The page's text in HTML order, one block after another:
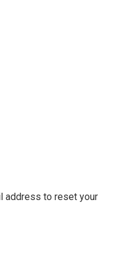
address to reset your